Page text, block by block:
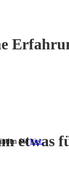
etwas
Siehier.